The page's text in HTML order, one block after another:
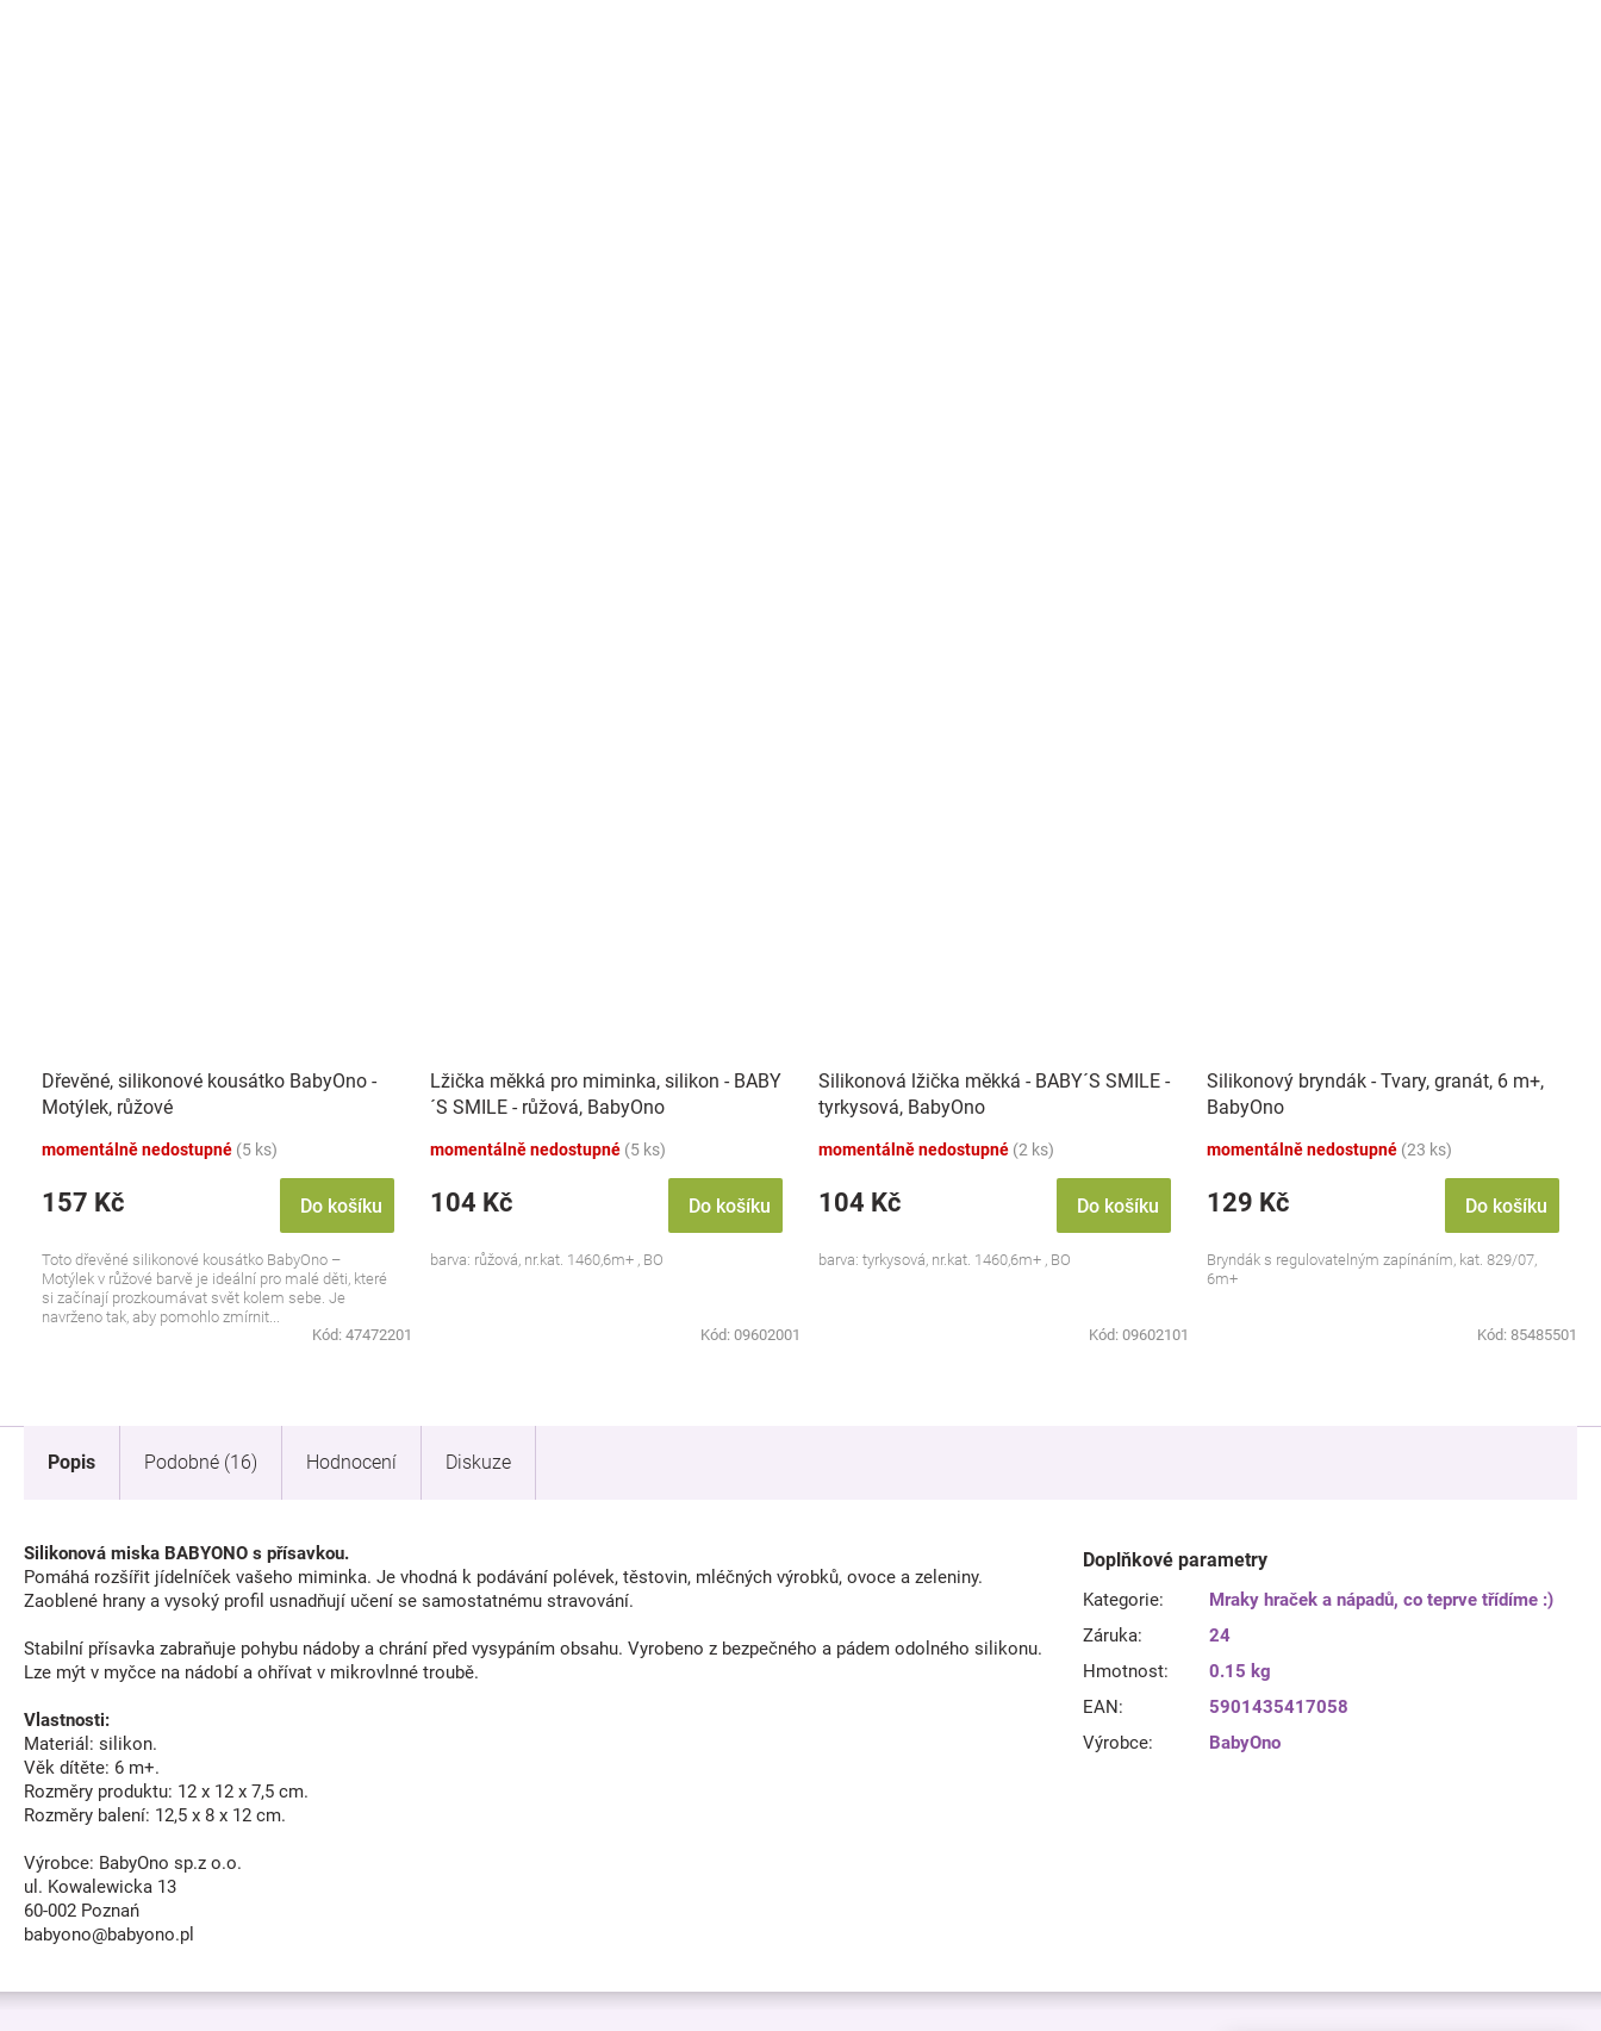
Dřevěné, silikonové kousátko BabyOno -
Motýlek, růžové
momentálně nedostupné (5 ks)
157 Kč Do košíku
Toto dřevěné silikonové kousátko BabyOno –
Motýlek v růžové barvě je ideální pro malé děti, které
si začínají prozkoumávat svět kolem sebe. Je
navrženo tak, aby pomohlo zmírnit...
Kód: 47472201
Lžička měkká pro miminka, silikon - BABY
´S SMILE - růžová, BabyOno
momentálně nedostupné (5 ks)
104 Kč Do košíku
barva: růžová, nr.kat. 1460,6m+ , BO
Kód: 09602001
Silikonová lžička měkká - BABY´S SMILE -
tyrkysová, BabyOno
momentálně nedostupné (2 ks)
104 Kč Do košíku
barva: tyrkysová, nr.kat. 1460,6m+ , BO
Kód: 09602101
Silikonový bryndák - Tvary, granát, 6 m+,
BabyOno
momentálně nedostupné (23 ks)
129 Kč Do košíku
Bryndák s regulovatelným zapínáním, kat. 829/07,
6m+
Kód: 85485501
Popis Podobné (16) Hodnocení Diskuze
Silikonová miska BABYONO s přísavkou.
Pomáhá rozšířit jídelníček vašeho miminka. Je vhodná k podávání polévek, těstovin, mléčných výrobků, ovoce a zeleniny.
Zaoblené hrany a vysoký profil usnadňují učení se samostatnému stravování.
Stabilní přísavka zabraňuje pohybu nádoby a chrání před vysypáním obsahu. Vyrobeno z bezpečného a pádem odolného silikonu.
Lze mýt v myčce na nádobí a ohřívat v mikrovlnné troubě.
Vlastnosti:
Materiál: silikon.
Věk dítěte: 6 m+.
Rozměry produktu: 12 x 12 x 7,5 cm.
Rozměry balení: 12,5 x 8 x 12 cm.
Výrobce: BabyOno sp.z o.o.
ul. Kowalewicka 13
60-002 Poznań
babyono@babyono.pl
Doplňkové parametry
Kategorie:
Mraky hraček a nápadů, co teprve třídíme :)
Záruka:
24
Hmotnost:
0.15 kg
EAN:
5901435417058
Výrobce: BabyOno
Z